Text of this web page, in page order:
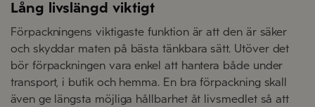
Lång livslängd viktigt
Förpackningens viktigaste funktion är att den är säker
och skyddar maten på bästa tänkbara sätt. Utöver det
bör förpackningen vara enkel att hantera både under
transport, i butik och hemma. En bra förpackning skall
även ge längsta möjliga hållbarhet åt livsmedlet så att